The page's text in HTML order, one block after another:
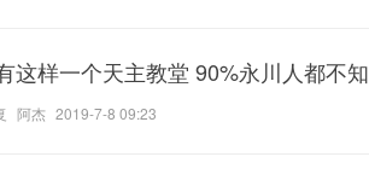
这样一个天主教堂 90%永川人都不知
阿杰 2019-7-8 09:23